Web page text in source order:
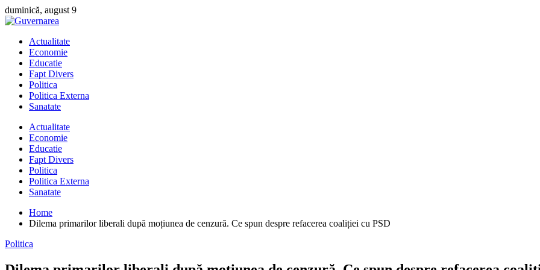
Skip
to
duminică, august 9
Actualitate
Economie
Educatie
Fapt Divers
Politica
Politica Externa
Sanatate
Actualitate
Economie
Educatie
Fapt Divers
Politica
Politica Externa
Sanatate
Home
Dilema primarilor liberali după moțiunea de cenzură. Ce spun despre refacerea coaliției cu PSD
Politica